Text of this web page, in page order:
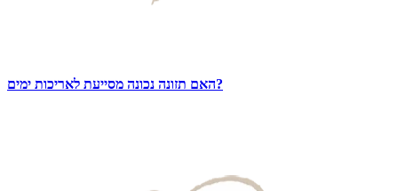
האם תזונה נכונה מסייעת לאריכות ימים?